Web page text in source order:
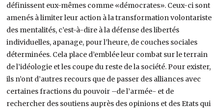
définissent eux-mêmes comme «démocrates». Ceux-ci sont
amenés à limiter leur action à la transformation volontariste
des mentalités, c’est-à-dire à la défense des libertés
individuelles, apanage, pour l’heure, de couches sociales
déterminées. Cela place d’emblée leur combat sur le terrain
de l’idéologie et les coupe du reste de la société. Pour exister,
ils n’ont d’autres recours que de passer des alliances avec
certaines fractions du pouvoir –de l’armée- et de
rechercher des soutiens auprès des opinions et des Etats qui